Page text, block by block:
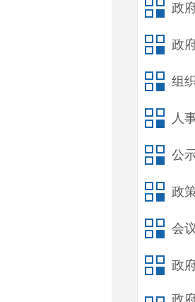
政
政
组
人
公
政
会
政
政